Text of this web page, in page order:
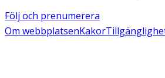
Följ och prenumerera
Om webbplatsenKakor